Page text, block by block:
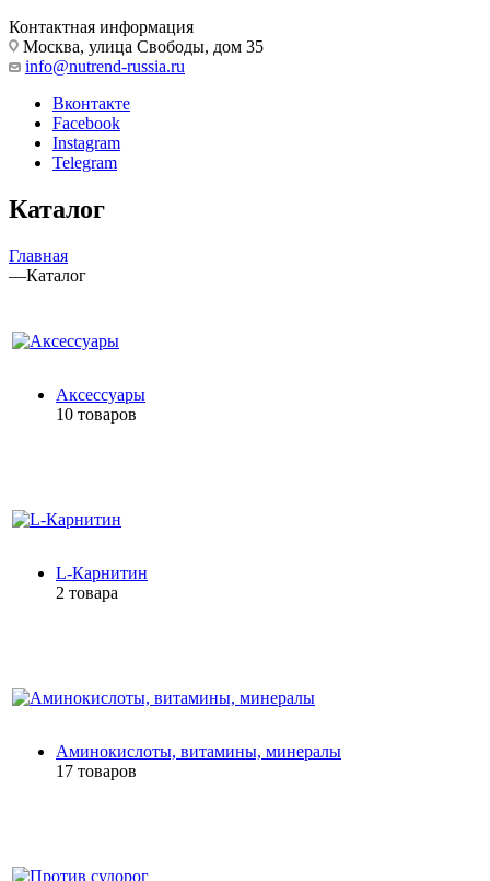
Контактная информация
Москва, улица Свободы, дом 35
info@nutrend-russia.ru
Вконтакте
Facebook
Instagram
Telegram
Каталог
Главная
—Каталог
Аксессуары
10 товаров
L-Карнитин
2 товара
Аминокислоты, витамины, минералы
17 товаров